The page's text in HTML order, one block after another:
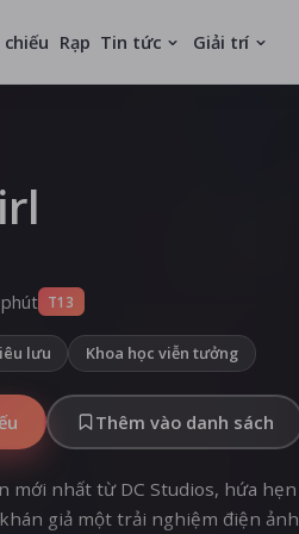
chiếu Rạp Tin tức Giải trí
T13
lưu Khoa học viễn tưởng
Thêm vào danh sách
mới nhất từ DC Studios, hứa hẹn
giả một trải nghiệm điện ảnh